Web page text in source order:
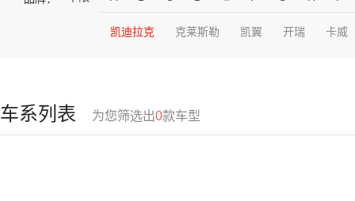
凯迪拉克 克莱斯勒 凯翼 开瑞 卡威
车系列表 为您筛选出0款车型